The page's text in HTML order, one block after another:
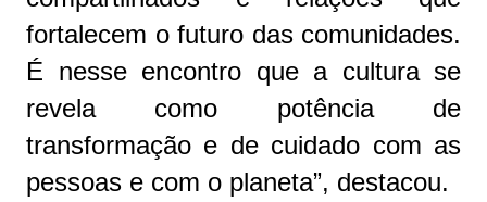
fortalecem o futuro das comunidades.
É nesse encontro que a cultura se
revela como potência de
transformação e de cuidado com as
pessoas e com o planeta”, destacou.